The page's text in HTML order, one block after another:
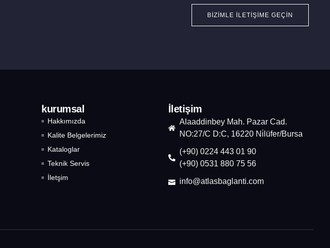
BIZIMLE İLETIŞIME GEÇIN
kurumsal
Hakkımızda
Kalite Belgelerimiz
Kataloglar
Teknik Servis
İletşim
İletişim
Alaaddinbey Mah. Pazar Cad.
NO:27/C D:C, 16220 Ni̇lüfer/Bursa
(+90) 0224 443 01 90
(+90) 0531 880 75 56
info@atlasbaglanti.com